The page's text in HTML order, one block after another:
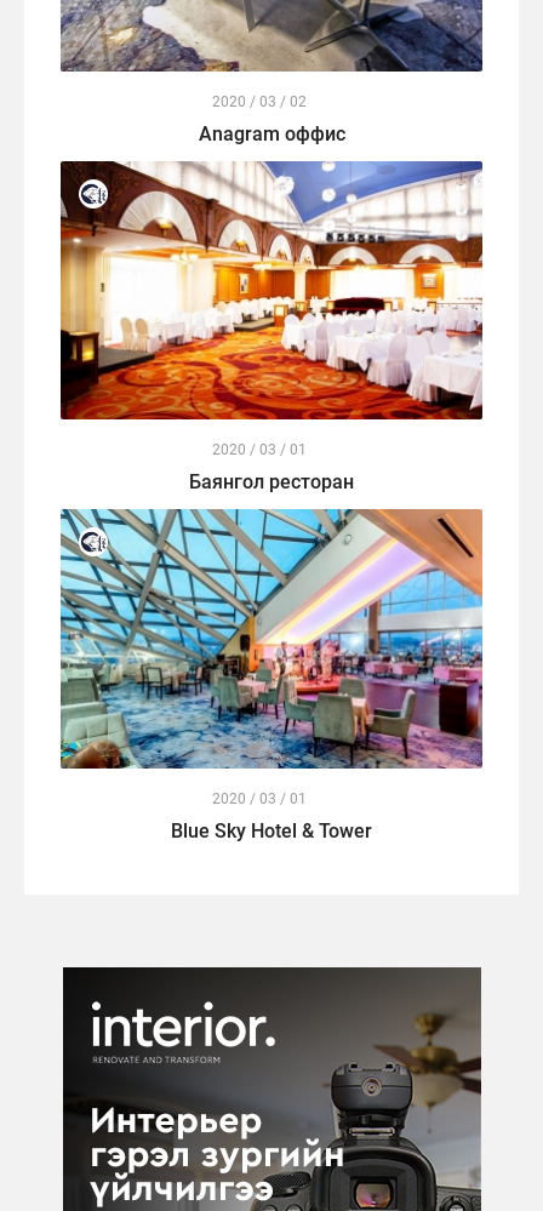
2020 / 03 / 02
Anagram оффис
2020 / 03 / 01
Баянгол ресторан
2020 / 03 / 01
Blue Sky Hotel & Tower